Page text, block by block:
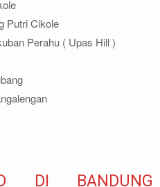
Putri Cikole
Perahu ( Upas Hill )
DI BANDUNG